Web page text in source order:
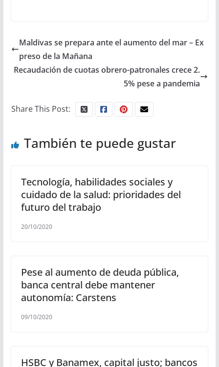
Maldivas se prepara ante el aumento del mar – Ex
preso de la Mañana
Recaudación de cuotas obrero-patronales crece 2.
5% pese a pandemia
Share This Post:
También te puede gustar
Tecnología, habilidades sociales y
cuidado de la salud: prioridades del
futuro del trabajo
20/10/2020
Pese al aumento de deuda pública,
banca central debe mantener
autonomía: Carstens
09/10/2020
HSBC y Banamex, capital justo; bancos